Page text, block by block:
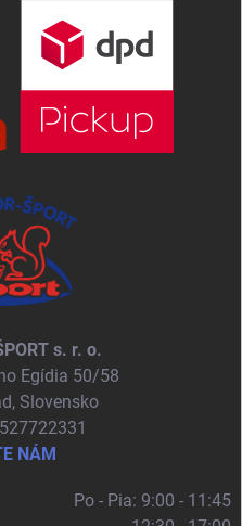
s. r. o.
Egídia 50/58
Slovensko
NÁM
Po - Pia: 9:00 - 11:45